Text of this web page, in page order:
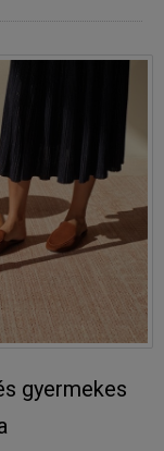
gyermekes